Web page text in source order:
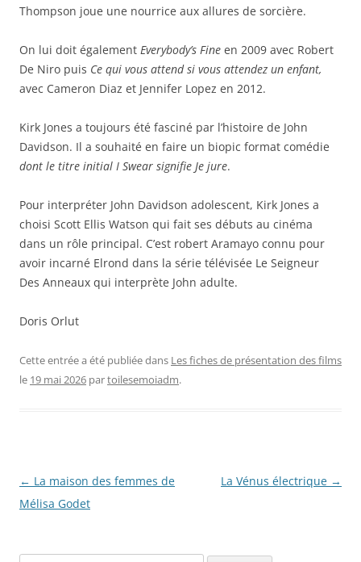
Thompson joue une nourrice aux allures de sorcière.
On lui doit également Everybody’s Fine en 2009 avec Robert
De Niro puis Ce qui vous attend si vous attendez un enfant,
avec Cameron Diaz et Jennifer Lopez en 2012.
Kirk Jones a toujours été fasciné par l’histoire de John
Davidson. Il a souhaité en faire un biopic format comédie
dont le titre initial I Swear signifie Je jure.
Pour interpréter John Davidson adolescent, Kirk Jones a
choisi Scott Ellis Watson qui fait ses débuts au cinéma
dans un rôle principal. C’est robert Aramayo connu pour
avoir incarné Elrond dans la série télévisée Le Seigneur
Des Anneaux qui interprète John adulte.
Doris Orlut
Cette entrée a été publiée dans Les fiches de présentation des films
le 19 mai 2026 partoilesemoiadm.
Navigation
des
← La maison des femmes de
Mélisa Godet
La Vénus électrique →